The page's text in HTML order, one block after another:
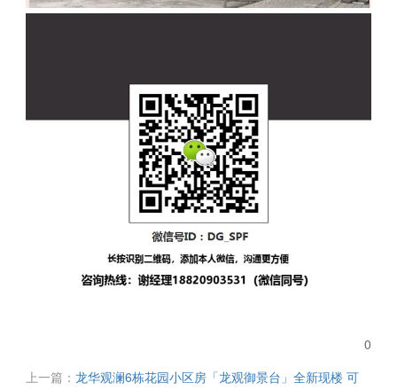
0
上一篇：龙华观澜6栋花园小区房「龙观御景台」全新现楼 可